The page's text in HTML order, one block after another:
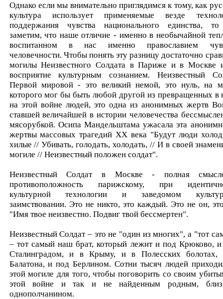
Однако если мы внимательно приглядимся к тому, как
культура использует применяемые везде
поддержания чувства национального единства,
заметим, что наше отличие - именно в необычайной
воспитанном в нас именно православием
человечности. Чтобы понять эту разницу достаточно
могилы Неизвестного Солдата в Париже и в Москве
восприятие культурным сознанием. Неизвестный
Первой мировой - это великий немой, это нуль, на
которого мог бы быть любой другой из превращенных в
на этой войне людей, это одна из анонимных жертв
ставшей величайшей в истории человечества
мясорубкой. Осипа Мандельштама ужасала эта
жертвы массовых трагедий ХХ века "Будут люди
хилые // Убивать, голодать, холодать, // И в своей
могиле // Неизвестный положен солдат".
Неизвестный Солдат в Москве - полная
противоположность парижскому, при
культурной технологии и заведомом
заимствовании. Это не никто, это каждый. Это не он,
"Имя твое неизвестно. Подвиг твой бессмертен".
Неизвестный Солдат – это не "один из многих", а "тот
– тот самый наш брат, который лежит и под Крюково,
Сталинградом, и в Крыму, и в Полесских
Балатона, и под Берлином. Сотни тысяч людей
этой могиле для того, чтобы поговорить со своим
этой войне и так и не найденным родным,
однополчанином.